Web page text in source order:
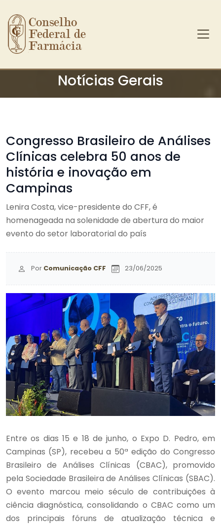
Ir para o conteúdo principal
Conselho
Federal de
Farmácia
Notícias Gerais
Congresso Brasileiro de Análises
Clínicas celebra 50 anos de
história e inovação em
Campinas
Lenira Costa, vice-presidente do CFF, é
homenageada na solenidade de abertura do maior
evento do setor laboratorial do país
Por Comunicação CFF 23/06/2025
Entre os dias 15 e 18 de junho, o Expo D. Pedro, em
Campinas (SP), recebeu a 50ª edição do Congresso
Brasileiro de Análises Clínicas (CBAC), promovido
pela Sociedade Brasileira de Análises Clínicas (SBAC).
O evento marcou meio século de contribuições à
ciência diagnóstica, consolidando o CBAC como um
dos principais fóruns de atualização técnica e